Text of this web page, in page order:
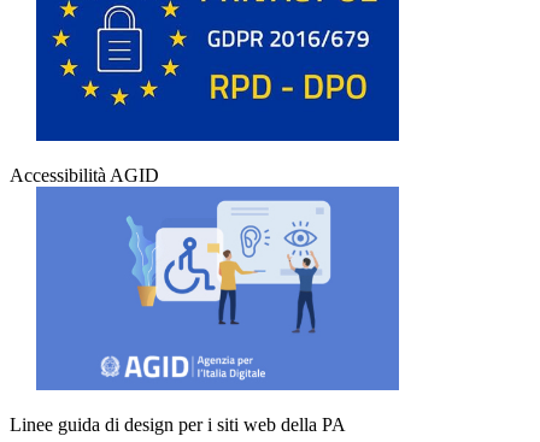
Accessibilità AGID
Linee guida di design per i siti web della PA